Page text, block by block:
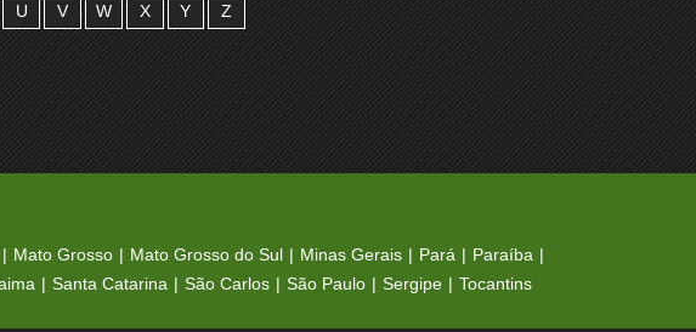
U V W X Y Z
Mato Grosso Mato Grosso do Sul Minas Gerais Pará
Paraíba
Santa Catarina São Carlos São Paulo Sergipe Tocantins